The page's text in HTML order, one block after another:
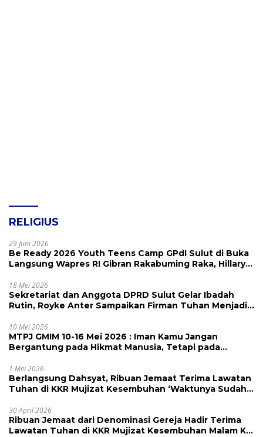
RELIGIUS
29 Juni 2026
Be Ready 2026 Youth Teens Camp GPdI Sulut di Buka
Langsung Wapres RI Gibran Rakabuming Raka, Hillary
18 Mei 2026
Sekretariat dan Anggota DPRD Sulut Gelar Ibadah
Rutin, Royke Anter Sampaikan Firman Tuhan Menjadi
10 Mei 2026
MTPJ GMIM 10-16 Mei 2026 : Iman Kamu Jangan
Bergantung pada Hikmat Manusia, Tetapi pada
1 Mei 2026
Berlangsung Dahsyat, Ribuan Jemaat Terima Lawatan
Tuhan di KKR Mujizat Kesembuhan ‘Waktunya Sudah
30 April 2026
Ribuan Jemaat dari Denominasi Gereja Hadir Terima
Lawatan Tuhan di KKR Mujizat Kesembuhan Malam Ke